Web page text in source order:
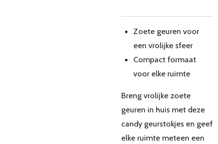
Zoete geuren voor
een vrolijke sfeer
Compact formaat
voor elke ruimte
Breng vrolijke zoete
geuren in huis met deze
candy geurstokjes en geef
elke ruimte meteen een